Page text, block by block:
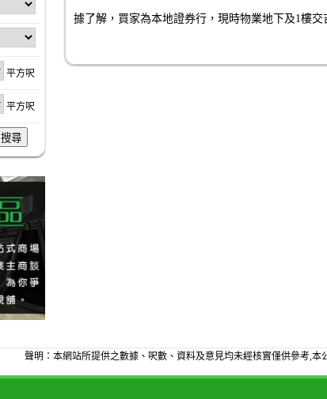
據了解，買家為本地證券行，現時物業地下及1樓
平方呎
平方呎
搜尋
聲明：本網站所提供之數據、呎數、資料及意見均未經核實僅供參考,